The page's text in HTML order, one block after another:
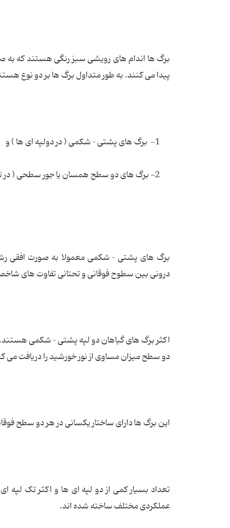
برگ ها اندام های رویشی سبز رنگی هستند که به
پیدا می کنند. به طور متداول برگ ها بر دو نوع
1- برگ های پشتی – شکمی ( در دولپه ای ها ) و
2- برگ های دو سطح همسان یا جور سطحی ( در ‌تک لپه ای ها ).
برگ های پشتی – شکمی معمولا به صورت افقی
درونی بین سطوح فوقانی و تحتانی تفاوت های
اکثر برگ های گیاهان دو لپه پشتی – شکمی
دو سطح میزان مساوی از نور خورشید را دریافت می
این برگ ها دارای ساختار یکسانی در هر دو سطح
تعداد بسیار کمی از دو لپه ای ها و اکثر تک
عملکردی مختلف ساخته شده اند.